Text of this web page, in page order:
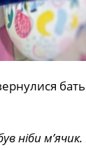
ніби м’ячик.